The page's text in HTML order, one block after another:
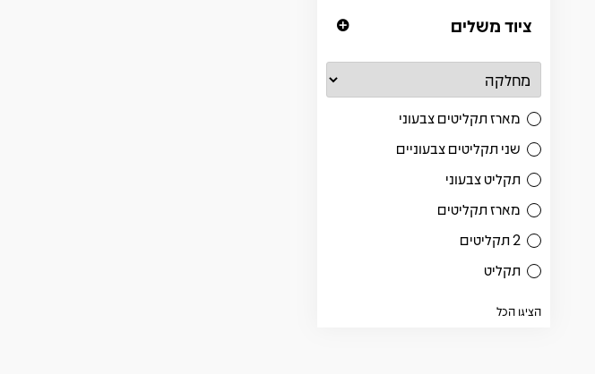
ציוד משלים
מארז תקליטים צבעוני
שני תקליטים צבעוניים
תקליט צבעוני
מארז תקליטים
2 תקליטים
תקליט
הציגו הכל